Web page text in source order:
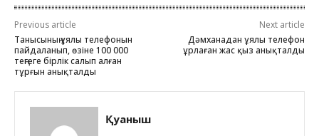
Previous article
Танысының ұялы телефонын
пайдаланып, өзіне 100 000
теңгеге бірлік салып алған
тұрғын анықталды
Next article
Дәмханадан ұялы телефон
ұрлаған жас қыз анықталды
Қуаныш